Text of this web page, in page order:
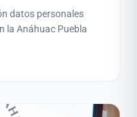
datos personales
la Anáhuac Puebla